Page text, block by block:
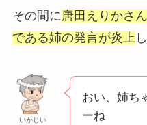
その間に唐田えりかさ
である姉の発言が炎上
いかじい
おい、姉ち
ーね